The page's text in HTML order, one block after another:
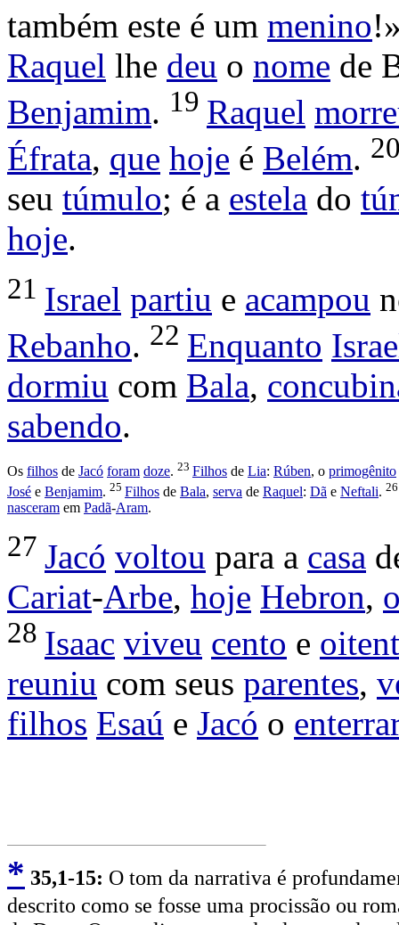
também este é um menino
Raquel lhe deu o nome de
Benjamim. 19 Raquel
Éfrata, que hoje é Belém.
seu túmulo; é a estela do
hoje.
21 Israel partiu e acampou
Rebanho. 22 Enquanto
dormiu com Bala,
sabendo.
Os filhos de Jacó foram doze. 23 Filhos de Lia: Rúben, o primogênito
José e Benjamim. 25 Filhos de Bala, serva de Raquel: Dã e Neftali.
nasceram em Padã-Aram.
27 Jacó voltou para a casa
Cariat-Arbe, hoje Hebron,
28 Isaac viveu cento e
reuniu com seus parentes,
filhos Esaú e Jacó o
* 35,1-15: O tom da narrativa é
descrito como se fosse uma procissão ou